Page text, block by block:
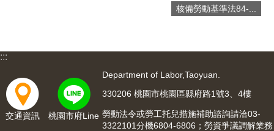
核備勞動基準法84-...
:::
交通資訊 桃園市府Line
Department of Labor,Taoyuan.
330206 桃園市桃園區縣府路1號3、4樓
勞動法令或勞工托兒措施補助諮詢請洽03-
3322101分機6804-6806；勞資爭議調解業務